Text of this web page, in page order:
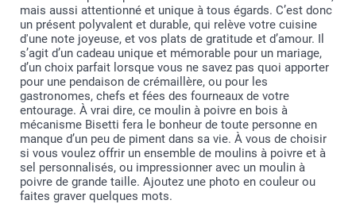
mais aussi attentionné et unique à tous égards. C’est donc
un présent polyvalent et durable, qui relève votre cuisine
d'une note joyeuse, et vos plats de gratitude et d’amour. Il
s’agit d’un cadeau unique et mémorable pour un mariage,
d’un choix parfait lorsque vous ne savez pas quoi apporter
pour une pendaison de crémaillère, ou pour les
gastronomes, chefs et fées des fourneaux de votre
entourage. À vrai dire, ce moulin à poivre en bois à
mécanisme Bisetti fera le bonheur de toute personne en
manque d’un peu de piment dans sa vie. À vous de choisir
si vous voulez offrir un ensemble de moulins à poivre et à
sel personnalisés, ou impressionner avec un moulin à
poivre de grande taille. Ajoutez une photo en couleur ou
faites graver quelques mots.